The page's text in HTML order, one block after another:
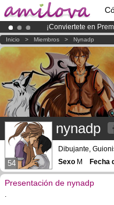
¡Conviertete en
¡Ya tenemos 134393
¡El Kickstarter
Inicio > Miembros > Nynadp
54
nynadp
Dibujante,
Sexo M Fecha
Presentación de nynadp
.